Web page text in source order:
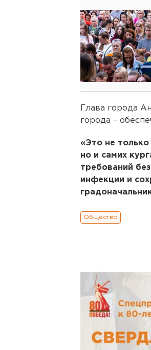
Глава города
города –
«Это не только
но и самих
требований
инфекции и
Общество